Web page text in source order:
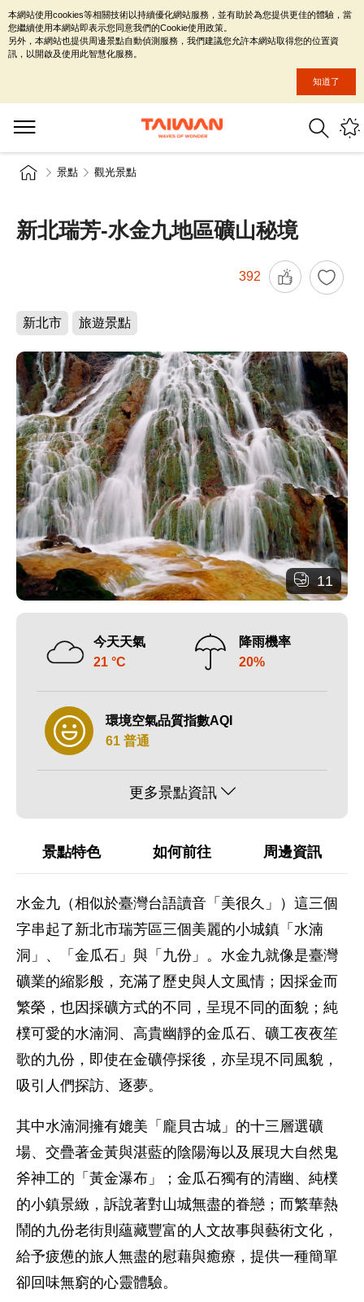
景點 觀光景點
新北瑞芳-水金九地區礦山秘境
392
新北市 旅遊景點
11
今天天氣
21 °C
降雨機率
20%
環境空氣品質指數AQI
61 普通
更多景點資訊
景點特色 如何前往 周邊資訊
水金九（相似於臺灣台語讀音「美很久」）這三個
字串起了新北市瑞芳區三個美麗的小城鎮「水湳
洞」、「金瓜石」與「九份」。水金九就像是臺灣
礦業的縮影般，充滿了歷史與人文風情；因採金而
繁榮，也因採礦方式的不同，呈現不同的面貌；純
樸可愛的水湳洞、高貴幽靜的金瓜石、礦工夜夜笙
歌的九份，即使在金礦停採後，亦呈現不同風貌，
吸引人們探訪、逐夢。
其中水湳洞擁有媲美「龐貝古城」的十三層選礦
場、交疊著金黃與湛藍的陰陽海以及展現大自然鬼
斧神工的「黃金瀑布」；金瓜石獨有的清幽、純樸
的小鎮景緻，訴說著對山城無盡的眷戀；而繁華熱
鬧的九份老街則蘊藏豐富的人文故事與藝術文化，
給予疲憊的旅人無盡的慰藉與癒療，提供一種簡單
卻回味無窮的心靈體驗。
本網站使用cookies等相關技術以持續優化網站服務，並有助於為您提供更佳的體驗，當
您繼續使用本網站即表示您同意我們的Cookie使用政策。
另外，本網站也提供周邊景點自動偵測服務，我們建議您允許本網站取得您的位置資
訊，以開啟及使用此智慧化服務。
知道了